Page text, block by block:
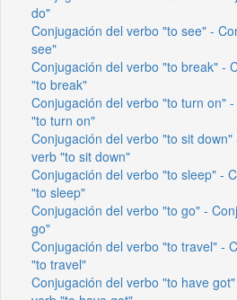
do"
Conjugación del verbo "to see" -
see"
Conjugación del verbo "to break" -
"to break"
Conjugación del verbo "to turn on"
"to turn on"
Conjugación del verbo "to sit
verb "to sit down"
Conjugación del verbo "to sleep" -
"to sleep"
Conjugación del verbo "to go" -
go"
Conjugación del verbo "to travel" -
"to travel"
Conjugación del verbo "to have